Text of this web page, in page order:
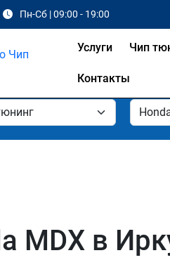
Пн-Сб | 09:00 - 19:00
Услуги Чип
Контакты
MDX в